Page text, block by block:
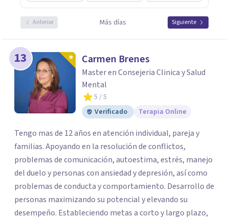
Anterior Más días Siguiente
13 Carmen Brenes
Master en Consejeria Clinica y Salud
Mental
5 / 5
Verificado
Terapia Online
Tengo mas de 12 años en atención individual, pareja y
familias. Apoyando en la resolución de conflictos,
problemas de comunicación, autoestima, estrés, manejo
del duelo y personas con ansiedad y depresión, así como
problemas de conducta y comportamiento. Desarrollo de
personas maximizando su potencial y elevando su
desempeño. Estableciendo metas a corto y largo plazo,